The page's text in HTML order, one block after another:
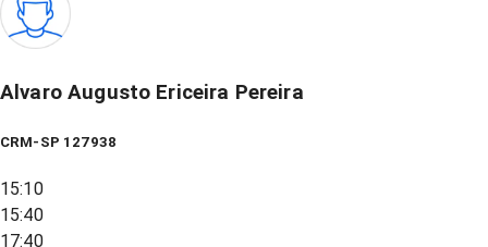
Alvaro Augusto Ericeira Pereira
CRM-SP 127938
15:10
15:40
17:40